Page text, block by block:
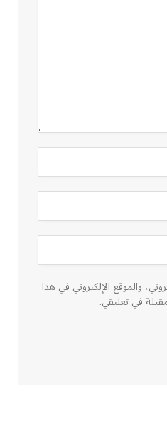
والموقع الإلكتروني في هذا
في تعليقي.